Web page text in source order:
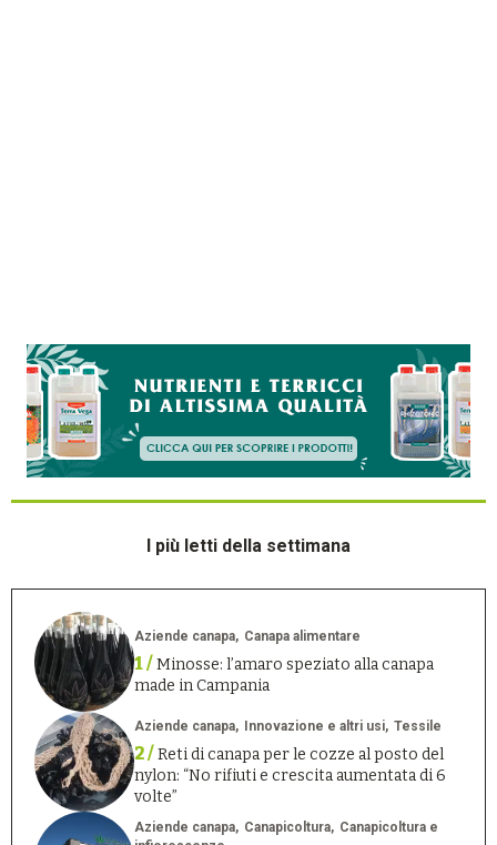
I più letti della settimana
Aziende canapa Canapa alimentare
1 /Minosse: l’amaro speziato alla canapa
made in Campania
Aziende canapa Innovazione e altri usi Tessile
2 /Reti di canapa per le cozze al posto del
nylon: “No rifiuti e crescita aumentata di 6
volte”
Aziende canapa Canapicoltura
Canapicoltura e